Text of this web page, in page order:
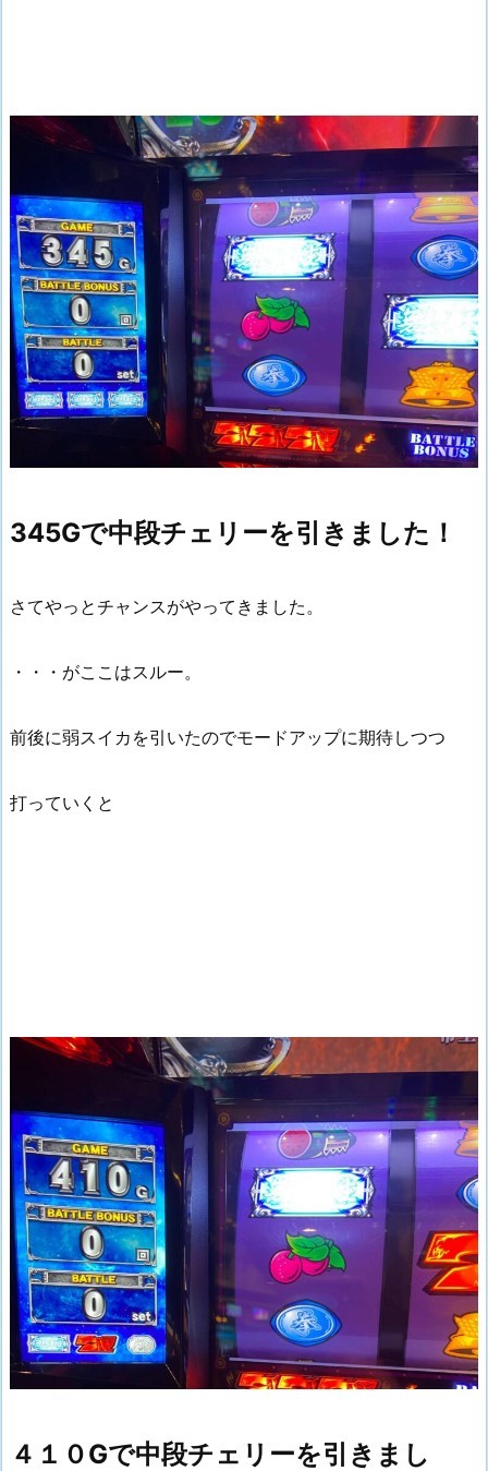
345Gで中段チェリーを引きました！
さてやっとチャンスがやってきました。
・・・がここはスルー。
前後に弱スイカを引いたのでモードアップに期待しつつ
打っていくと
４１０Gで中段チェリーを引きまし